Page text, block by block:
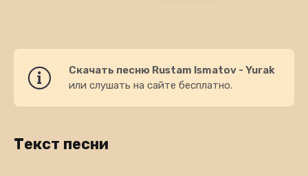
Скачать песню Rustam Ismatov - Yurak
или слушать на сайте бесплатно.
Текст песни